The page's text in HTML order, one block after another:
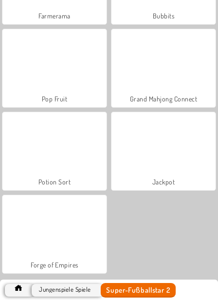
Farmerama Bubbits
Pop Fruit Grand Mahjong Connect
Potion Sort Jackpot
Forge of Empires
Jungenspiele Spiele Super-Fußballstar 2